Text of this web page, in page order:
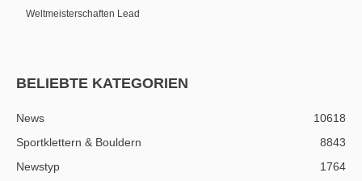
Weltmeisterschaften Lead
BELIEBTE KATEGORIEN
News
10618
Sportklettern & Bouldern
8843
Newstyp
1764